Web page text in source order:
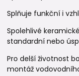
Splňuje funkční i
Spolehlivé
standardní nebo
Pro delší životnost
montáž